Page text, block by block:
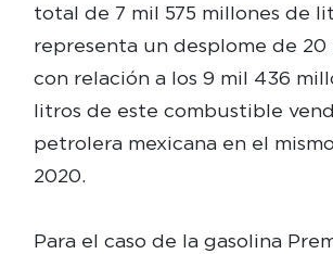
total de 7 mil 575 millones de
representa un desplome de
con relación a los 9 mil 436
litros de este combustible
petrolera mexicana en el
2020.
Para el caso de la gasolina